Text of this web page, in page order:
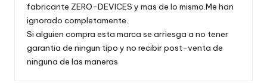
fabricante ZERO-DEVICES y mas de lo mismo.Me han
ignorado completamente.
Si alguien compra esta marca se arriesga a no tener
garantia de ningun tipo y no recibir post-venta de
ninguna de las maneras